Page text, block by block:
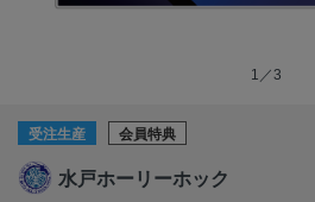
1／3
受注生産 会員特典
水戸ホーリーホック